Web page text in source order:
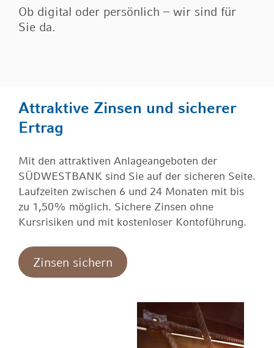
Ob digital oder persönlich – wir sind für
Sie da.
Attraktive Zinsen und sicherer
Ertrag
Mit den attraktiven Anlageangeboten der
SÜDWESTBANK sind Sie auf der sicheren Seite.
Laufzeiten zwischen 6 und 24 Monaten mit bis
zu 1,50% möglich. Sichere Zinsen ohne
Kursrisiken und mit kostenloser Kontoführung.
Zinsen sichern